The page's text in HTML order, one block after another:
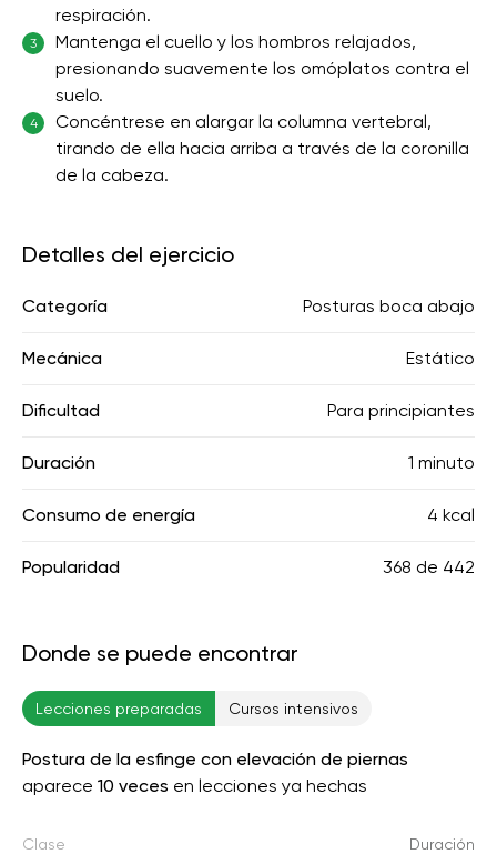
respiración.
3
Mantenga el cuello y los hombros relajados,
presionando suavemente los omóplatos contra el
suelo.
4
Concéntrese en alargar la columna vertebral,
tirando de ella hacia arriba a través de la coronilla
de la cabeza.
Detalles del ejercicio
Categoría Posturas boca abajo
Mecánica Estático
Dificultad Para principiantes
Duración 1 minuto
Consumo de energía 4 kcal
Popularidad 368 de 442
Donde se puede encontrar
Lecciones preparadas Cursos intensivos
Postura de la esfinge con elevación de piernas
aparece 10 veces en lecciones ya hechas
Clase Duración